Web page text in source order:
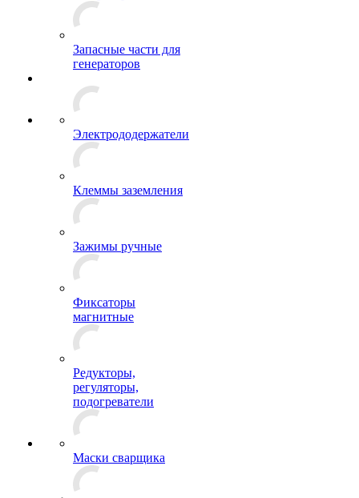
Запасные части для
генераторов
Электрододержатели
Клеммы заземления
Зажимы ручные
Фиксаторы
магнитные
Редукторы,
регуляторы,
подогреватели
Маски сварщика